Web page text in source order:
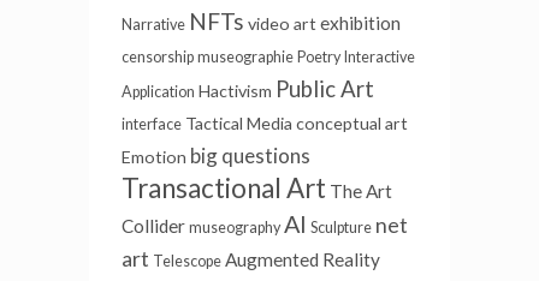
Narrative NFTs video art exhibition
censorship museographie Poetry Interactive
Application Hactivism Public Art
interface Tactical Media conceptual art
Emotion big questions
Transactional Art The Art
Collider museography AI Sculpture net
art Telescope Augmented Reality